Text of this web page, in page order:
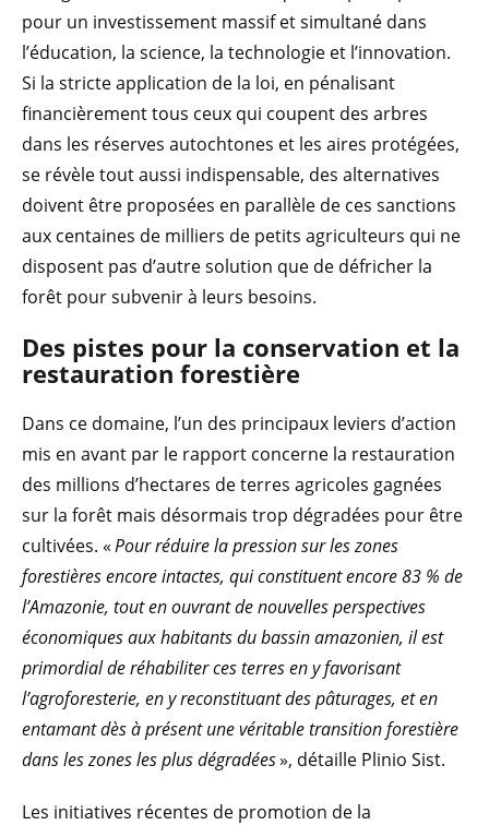
pour un investissement massif et simultané dans
l’éducation, la science, la technologie et l’innovation.
Si la stricte application de la loi, en pénalisant
financièrement tous ceux qui coupent des arbres
dans les réserves autochtones et les aires protégées,
se révèle tout aussi indispensable, des alternatives
doivent être proposées en parallèle de ces sanctions
aux centaines de milliers de petits agriculteurs qui ne
disposent pas d’autre solution que de défricher la
forêt pour subvenir à leurs besoins.
Des pistes pour la conservation et la
restauration forestière
Dans ce domaine, l’un des principaux leviers d’action
mis en avant par le rapport concerne la restauration
des millions d’hectares de terres agricoles gagnées
sur la forêt mais désormais trop dégradées pour être
cultivées. «Pour réduire la pression sur les zones
forestières encore intactes, qui constituent encore 83 % de
l’Amazonie, tout en ouvrant de nouvelles perspectives
économiques aux habitants du bassin amazonien, il est
primordial de réhabiliter ces terres en y favorisant
l’agroforesterie, en y reconstituant des pâturages, et en
entamant dès à présent une véritable transition forestière
dans les zones les plus dégradées», détaille Plinio Sist.
Les initiatives récentes de promotion de la